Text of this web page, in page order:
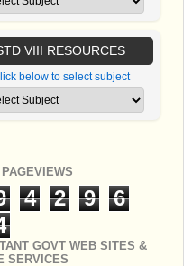
VIII RESOURCES
below to select subject
4 2 9
6
GOVT WEB SITES &
SERVICES